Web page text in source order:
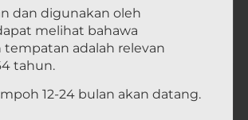
dan digunakan oleh
melihat bahawa
adalah relevan
tahun.
12-24 bulan akan datang.